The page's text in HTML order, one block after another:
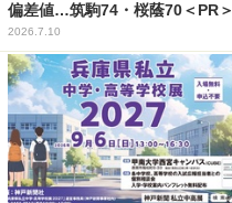
偏差値…筑駒74・桜蔭70＜PR＞
2026.7.10